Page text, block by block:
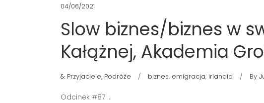
04/06/2021
Slow biznes/biznes w
Kałążnej, Akademia
& Przyjaciele, Podróże biznes, emigracja, irlandia By
Odcinek #87